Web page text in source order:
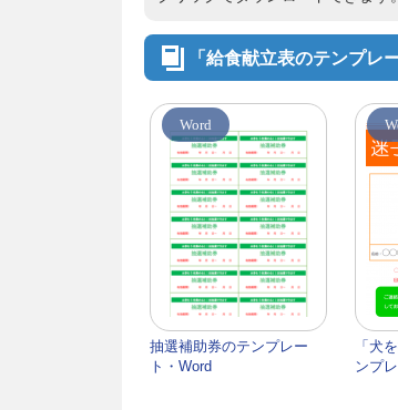
「給食献立表のテンプ
Word
抽選補助券のテンプレー
ト・Word
「犬
ンプ